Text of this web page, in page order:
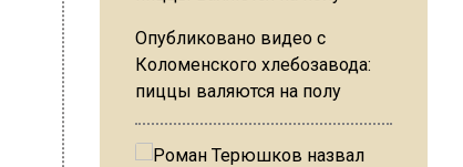
Опубликовано видео с
Коломенского хлебозавода:
пиццы валяются на полу